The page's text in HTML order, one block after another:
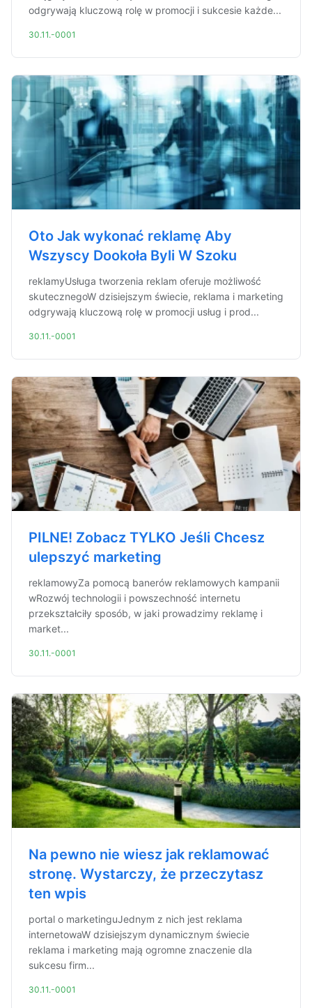
odgrywają kluczową rolę w promocji i sukcesie każde...
30.11.-0001
Oto Jak wykonać reklamę Aby
Wszyscy Dookoła Byli W Szoku
reklamyUsługa tworzenia reklam oferuje możliwość
skutecznegoW dzisiejszym świecie, reklama i marketing
odgrywają kluczową rolę w promocji usług i prod...
30.11.-0001
PILNE! Zobacz TYLKO Jeśli Chcesz
ulepszyć marketing
reklamowyZa pomocą banerów reklamowych kampanii
wRozwój technologii i powszechność internetu
przekształciły sposób, w jaki prowadzimy reklamę i
market...
30.11.-0001
Na pewno nie wiesz jak reklamować
stronę. Wystarczy, że przeczytasz
ten wpis
portal o marketinguJednym z nich jest reklama
internetowaW dzisiejszym dynamicznym świecie
reklama i marketing mają ogromne znaczenie dla
sukcesu firm...
30.11.-0001